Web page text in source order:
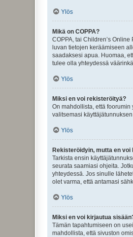
Ylös
Mikä on COPPA?
COPPA, tai Children’s
luvan tietojen keräämiseen
saadaksesi apua. Huomaa,
tulee olla yhteydessä
Ylös
Miksi en voi rekisteröityä?
On mahdollista, että
valitsemasi
Ylös
Rekisteröidyin, mutta en voi
Tarkista ensin
seurata saamiasi ohjeita.
yhteydessä. Jos sinulle
olet varma, että antamasi
Ylös
Miksi en voi kirjautua
Tämän tapahtumiseen on
mahdollista, että sivuston